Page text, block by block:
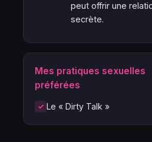
peut offrir une
secrète.
Mes pratiques sexuelles
préférées
Le « Dirty Talk »